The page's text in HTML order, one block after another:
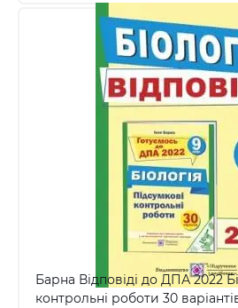
Барна Відповіді до ДПА 2022
контрольні роботи 30